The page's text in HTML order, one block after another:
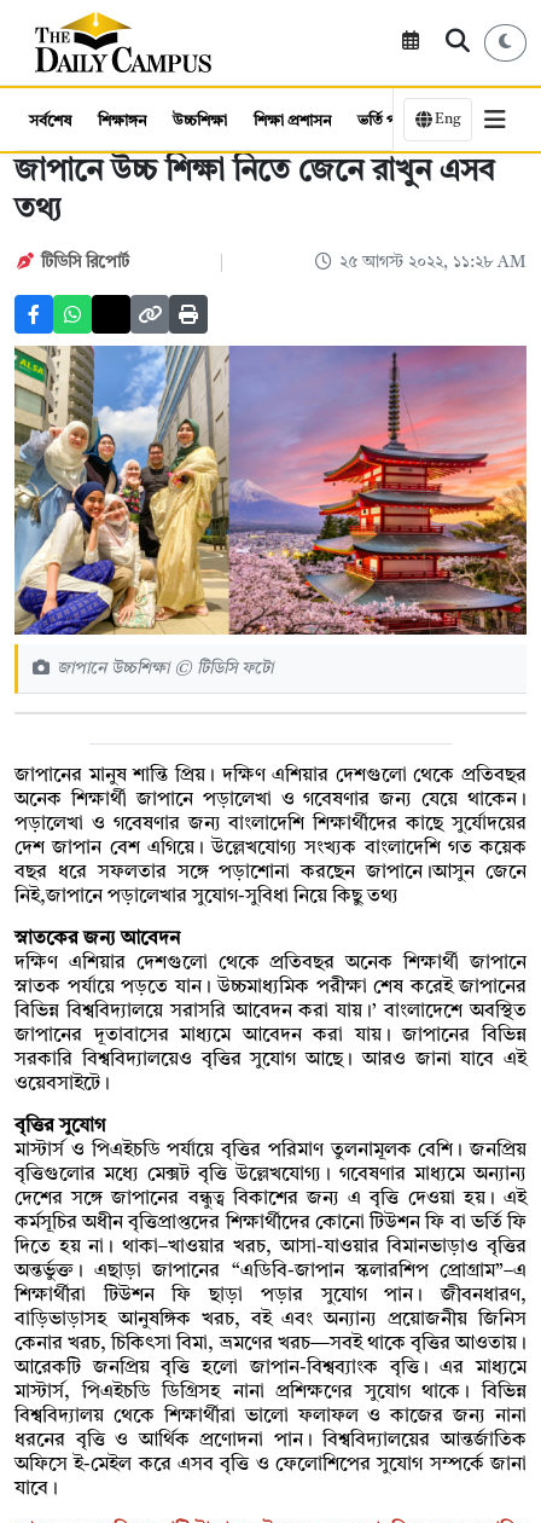
সর্বশেষ শিক্ষাঙ্গন উচ্চশিক্ষা শিক্ষা প্রশাসন ভর্তি পরীক্ষা কর্মসংস্থান
Eng
জাপানে উচ্চ শিক্ষা নিতে জেনে রাখুন এসব
তথ্য
টিডিসি রিপোর্ট ২৫ আগস্ট ২০২২, ১১:২৮ AM
জাপানে উচ্চশিক্ষা © টিডিসি ফটো
জাপানের মানুষ শান্তি প্রিয়। দক্ষিণ এশিয়ার দেশগুলো থেকে প্রতিবছর
অনেক শিক্ষার্থী জাপানে পড়ালেখা ও গবেষণার জন্য যেয়ে থাকেন।
পড়ালেখা ও গবেষণার জন্য বাংলাদেশি শিক্ষার্থীদের কাছে সুর্যোদয়ের
দেশ জাপান বেশ এগিয়ে। উল্লেখযোগ্য সংখ্যক বাংলাদেশি গত কয়েক
বছর ধরে সফলতার সঙ্গে পড়াশোনা করছেন জাপানে।আসুন জেনে
নিই,জাপানে পড়ালেখার সুযোগ-সুবিধা নিয়ে কিছু তথ্য
স্নাতকের জন্য আবেদন
দক্ষিণ এশিয়ার দেশগুলো থেকে প্রতিবছর অনেক শিক্ষার্থী জাপানে
স্নাতক পর্যায়ে পড়তে যান। উচ্চমাধ্যমিক পরীক্ষা শেষ করেই জাপানের
বিভিন্ন বিশ্ববিদ্যালয়ে সরাসরি আবেদন করা যায়।’ বাংলাদেশে অবস্থিত
জাপানের দূতাবাসের মাধ্যমে আবেদন করা যায়। জাপানের বিভিন্ন
সরকারি বিশ্ববিদ্যালয়েও বৃত্তির সুযোগ আছে। আরও জানা যাবে এই
ওয়েবসাইটে।
বৃত্তির সুযোগ
মাস্টার্স ও পিএইচডি পর্যায়ে বৃত্তির পরিমাণ তুলনামূলক বেশি। জনপ্রিয়
বৃত্তিগুলোর মধ্যে মেক্সট বৃত্তি উল্লেখযোগ্য। গবেষণার মাধ্যমে অন্যান্য
দেশের সঙ্গে জাপানের বন্ধুত্ব বিকাশের জন্য এ বৃত্তি দেওয়া হয়। এই
কর্মসূচির অধীন বৃত্তিপ্রাপ্তদের শিক্ষার্থীদের কোনো টিউশন ফি বা ভর্তি ফি
দিতে হয় না। থাকা–খাওয়ার খরচ, আসা-যাওয়ার বিমানভাড়াও বৃত্তির
অন্তর্ভুক্ত। এছাড়া জাপানের “এডিবি-জাপান স্কলারশিপ প্রোগ্রাম”–এ
শিক্ষার্থীরা টিউশন ফি ছাড়া পড়ার সুযোগ পান। জীবনধারণ,
বাড়িভাড়াসহ আনুষঙ্গিক খরচ, বই এবং অন্যান্য প্রয়োজনীয় জিনিস
কেনার খরচ, চিকিৎসা বিমা, ভ্রমণের খরচ—সবই থাকে বৃত্তির আওতায়।
আরেকটি জনপ্রিয় বৃত্তি হলো জাপান-বিশ্বব্যাংক বৃত্তি। এর মাধ্যমে
মাস্টার্স, পিএইচডি ডিগ্রিসহ নানা প্রশিক্ষণের সুযোগ থাকে। বিভিন্ন
বিশ্ববিদ্যালয় থেকে শিক্ষার্থীরা ভালো ফলাফল ও কাজের জন্য নানা
ধরনের বৃত্তি ও আর্থিক প্রণোদনা পান। বিশ্ববিদ্যালয়ের আন্তর্জাতিক
অফিসে ই-মেইল করে এসব বৃত্তি ও ফেলোশিপের সুযোগ সম্পর্কে জানা
যাবে।